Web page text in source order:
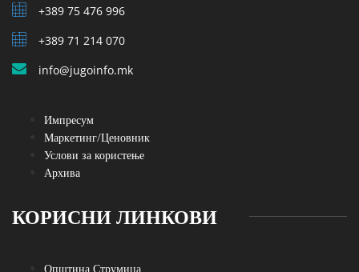
+389 75 476 996
+389 71 214 070
info@jugoinfo.mk
Импресум
Маркетинг/Ценовник
Услови за користење
Архива
КОРИСНИ ЛИНКОВИ
Општина Струмица